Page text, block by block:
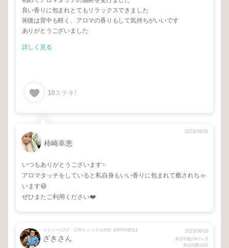
良い香りに包まれとてもリラックスできました
術後は背中も軽く、アロマの香りもして気持ちがいいです
ありがとうございました
詳しく見る
10ステキ!
柿崎幸恵
2023/09/28
いつもありがとうございます✨
アロマタッチをしていると私自身もいい香りに包まれて癒されちゃ
います😆
ぜひまたご利用ください❤️
メニュー/ ひげ・口周り シングル照射【MENS脱毛】
ざきさん
2023/08/19
来店年数/1年7ヶ月
来店回数/13回